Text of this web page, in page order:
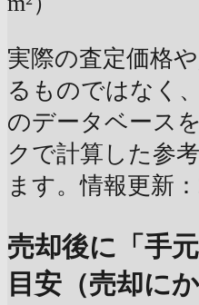
実際の査定価格
るものではなく
のデータベース
クで計算した参
ます。情報更新
売却後に「手
目安（売却に